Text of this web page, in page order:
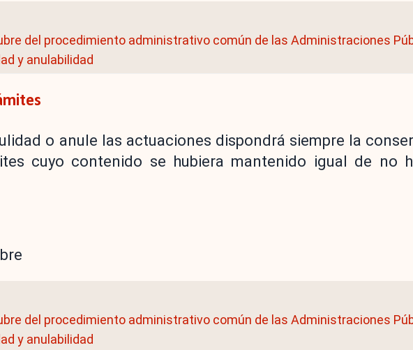
del procedimiento administrativo común de las Administraciones
y anulabilidad
o anule las actuaciones dispondrá siempre la
cuyo contenido se hubiera mantenido igual de no
del procedimiento administrativo común de las Administraciones
y anulabilidad